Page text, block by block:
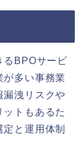
るBPOサービ
が多い事務業
漏洩リスクや
トもあるた
と運用体制